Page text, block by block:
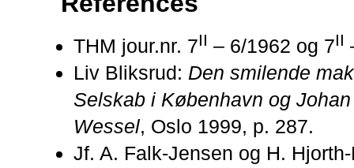
THM jour.nr. 7II – 6/1962 og 7II
Liv Bliksrud: Den smilende
Selskab i København og
Wessel, Oslo 1999, p. 287.
Jf. A. Falk-Jensen og H.